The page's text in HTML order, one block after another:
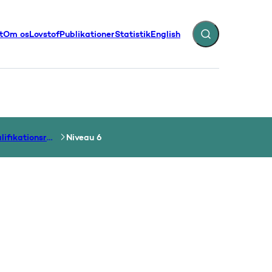
Om osLovstofPublikationerStatistikEnglish Fold søgefelt ud
- Flere links
Niveauer i kvalifikationsrammen Niveau 6